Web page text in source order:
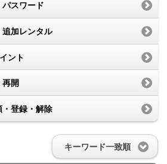
スワード
追加レンタル
ント
開
・登録・解除
キーワード一致順